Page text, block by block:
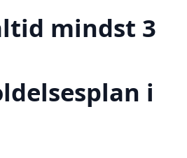
mindst 3
i